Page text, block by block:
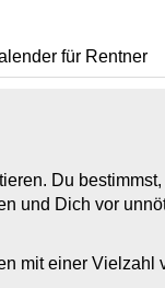
für Rentner
Du
und Dich vor
mit einer